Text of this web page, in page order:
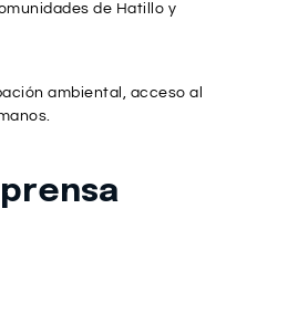
de Hatillo y
ambiental, acceso al